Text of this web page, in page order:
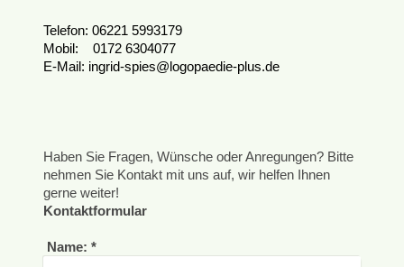
Telefon: 06221 5993179
Mobil: 0172 6304077
E-Mail: ingrid-spies@logopaedie-plus.de
Haben Sie Fragen, Wünsche oder Anregungen? Bitte
nehmen Sie Kontakt mit uns auf, wir helfen Ihnen
gerne weiter!
Kontaktformular
Name: *